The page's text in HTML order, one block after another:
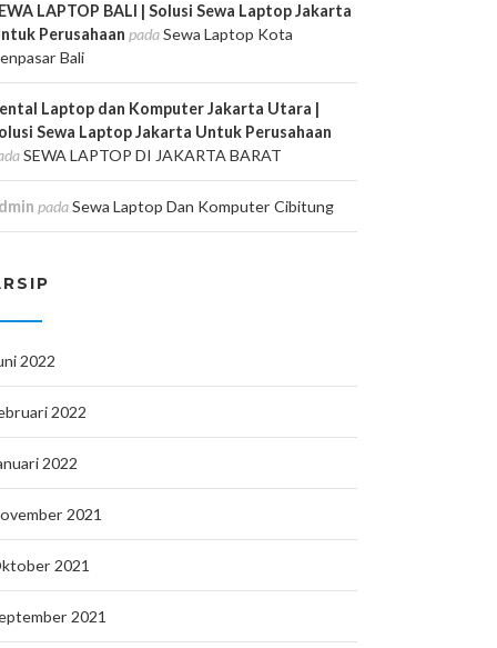
LAPTOP BALI | Solusi Sewa Laptop Jakarta
Perusahaan padaSewa Laptop Kota
Bali
Laptop dan Komputer Jakarta Utara |
Sewa Laptop Jakarta Untuk Perusahaan
SEWA LAPTOP DI JAKARTA BARAT
padaSewa Laptop Dan Komputer Cibitung
2022
2022
2022
2021
2021
2021